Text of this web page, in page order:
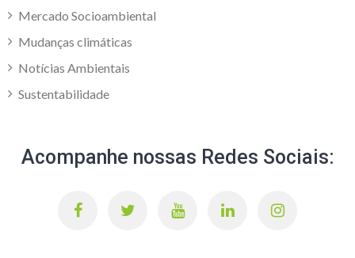
Mercado Socioambiental
Mudanças climáticas
Notícias Ambientais
Sustentabilidade
Acompanhe nossas Redes Sociais: